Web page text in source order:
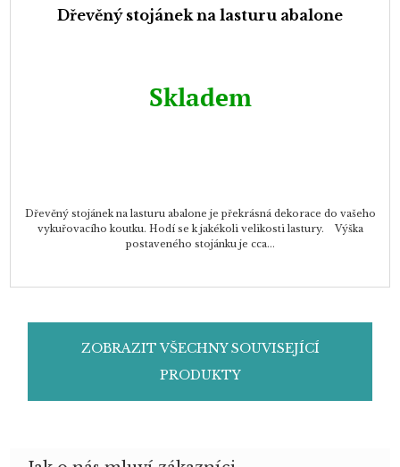
Dřevěný stojánek na lasturu abalone
Skladem
Dřevěný stojánek na lasturu abalone je překrásná dekorace do vašeho
vykuřovacího koutku. Hodí se k jakékoli velikosti lastury. Výška
postaveného stojánku je cca...
ZOBRAZIT VŠECHNY SOUVISEJÍCÍ
PRODUKTY